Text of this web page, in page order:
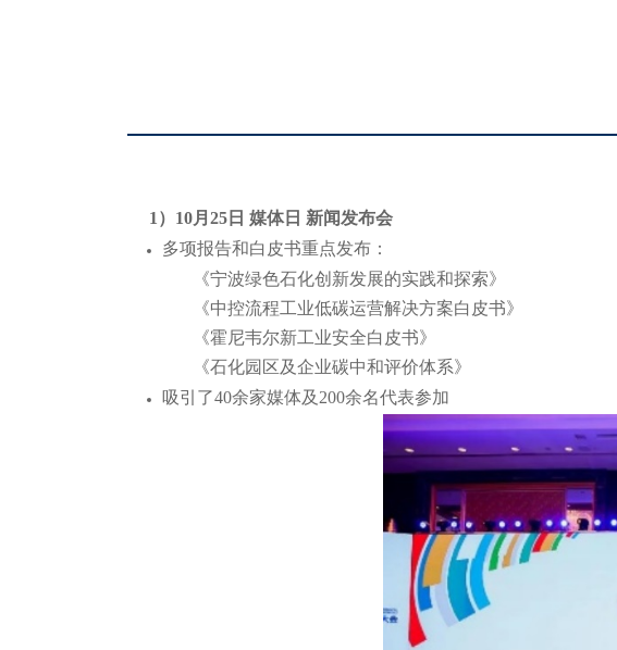
1）10月25日 媒体日 新闻发布会
多项报告和白皮书重点发布：
《宁波绿色石化创新发展的实践和探索》
《中控流程工业低碳运营解决方案白皮书》
《霍尼韦尔新工业安全白皮书》
《石化园区及企业碳中和评价体系》
吸引了40余家媒体及200余名代表参加